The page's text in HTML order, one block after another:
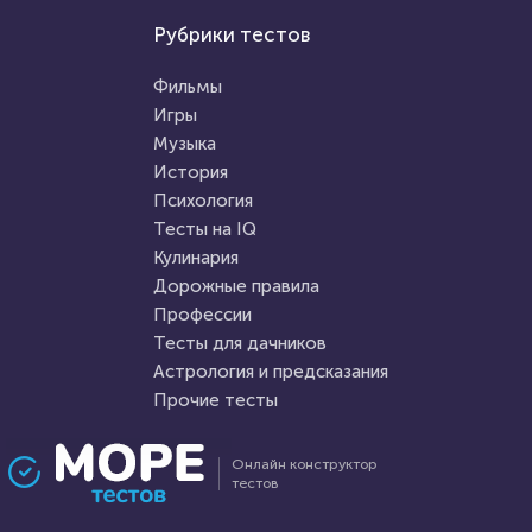
Пройти тест
4 июня 2021 9884
Викторина для 4 класса
Проходили 7454 раза
Онлайн конструктор
тестов
Рубрики тестов
Фильмы
Игры
Музыка
История
Психология
Тесты на IQ
Кулинария
Дорожные правила
Профессии
Тесты для дачников
Астрология и предсказания
Прочие тесты